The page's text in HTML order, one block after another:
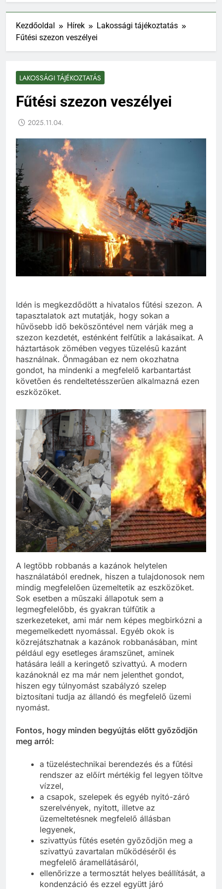
Kezdőoldal Hírek
Lakossági tájékoztatás
Fűtési szezon veszélyei
LAKOSSÁGI TÁJÉKOZTATÁS
Fűtési szezon veszélyei
2025.11.04.
Idén is megkezdődött a hivatalos fűtési szezon. A
tapasztalatok azt mutatják, hogy sokan a
hűvösebb idő beköszöntével nem várják meg a
szezon kezdetét, esténként felfűtik a lakásaikat. A
háztartások zömében vegyes tüzelésű kazánt
használnak. Önmagában ez nem okozhatna
gondot, ha mindenki a megfelelő karbantartást
követően és rendeltetésszerűen alkalmazná ezen
eszközöket.
A legtöbb robbanás a kazánok helytelen
használatából erednek, hiszen a tulajdonosok nem
mindig megfelelően üzemeltetik az eszközöket.
Sok esetben a műszaki állapotuk sem a
legmegfelelőbb, és gyakran túlfűtik a
szerkezeteket, ami már nem képes megbirkózni a
megemelkedett nyomással. Egyéb okok is
közrejátszhatnak a kazánok robbanásában, mint
például egy esetleges áramszünet, aminek
hatására leáll a keringető szivattyú. A modern
kazánoknál ez ma már nem jelenthet gondot,
hiszen egy túlnyomást szabályzó szelep
biztosítani tudja az állandó és megfelelő üzemi
nyomást.
Fontos, hogy minden begyújtás előtt győződjön
meg arról:
a tüzeléstechnikai berendezés és a fűtési
rendszer az előírt mértékig fel legyen töltve
vízzel,
a csapok, szelepek és egyéb nyitó-záró
szerelvények, nyitott, illetve az
üzemeltetésnek megfelelő állásban
legyenek,
szivattyús fűtés esetén győződjön meg a
szivattyú zavartalan működéséről és
megfelelő áramellátásáról,
ellenőrizze a termosztát helyes beállítását, a
kondenzáció és ezzel együtt járó